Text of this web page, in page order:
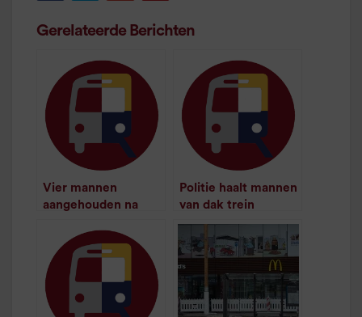
Gerelateerde Berichten
Vier mannen
aangehouden na
minuut leestijd
Politie haalt mannen
van dak trein
/1minuut leestijd